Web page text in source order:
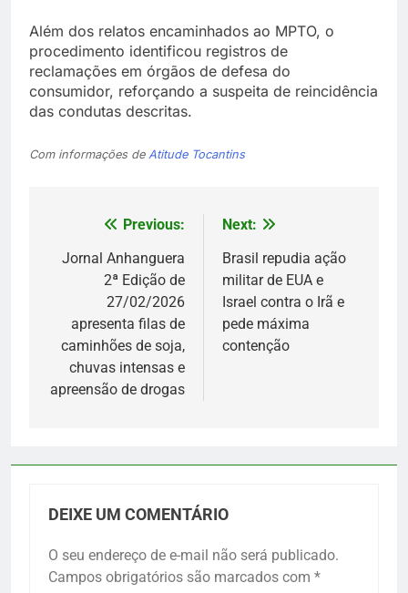
Além dos relatos encaminhados ao MPTO, o
procedimento identificou registros de
reclamações em órgãos de defesa do
consumidor, reforçando a suspeita de reincidência
das condutas descritas.
Com informações de Atitude Tocantins
Navegação
de
Previous:
Jornal Anhanguera
2ª Edição de
27/02/2026
apresenta filas de
caminhões de soja,
chuvas intensas e
apreensão de drogas
Next:
Brasil repudia ação
militar de EUA e
Israel contra o Irã e
pede máxima
contenção
DEIXE UM COMENTÁRIO
O seu endereço de e-mail não será publicado.
Campos obrigatórios são marcados com *